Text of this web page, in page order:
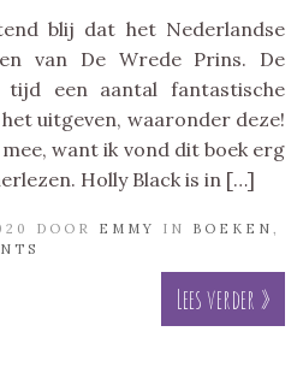
blij dat het Nederlandse
van De Wrede Prins. De
een aantal fantastische
uitgeven, waaronder deze!
want ik vond dit boek erg
Holly Black is in […]
DOOR EMMY IN BOEKEN
Lees verder »